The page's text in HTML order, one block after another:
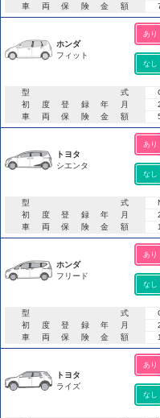
車両保険金額
ホンダ
フィット
あり
なし
型式
初度登録年月
車両保険金額
トヨタ
シエンタ
あり
なし
型式
初度登録年月
車両保険金額
ホンダ
フリード
あり
なし
型式
初度登録年月
車両保険金額
トヨタ
ライズ
あり
なし